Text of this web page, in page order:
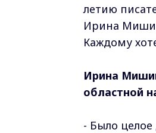
летию
Ирина
Каждому
Ирина
областной
- Было